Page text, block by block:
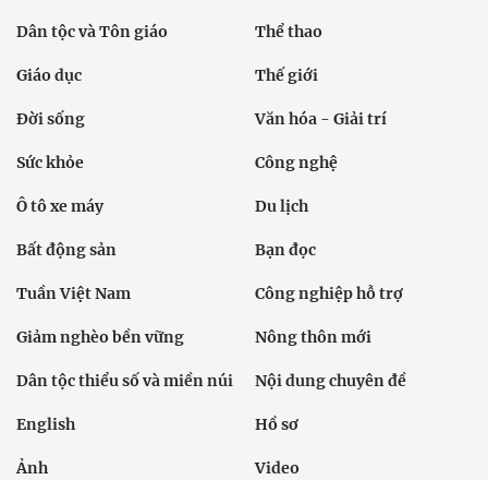
Dân tộc và Tôn giáo Thể thao
Giáo dục Thế giới
Đời sống Văn hóa - Giải trí
Sức khỏe Công nghệ
Ô tô xe máy Du lịch
Bất động sản Bạn đọc
Tuần Việt Nam Công nghiệp hỗ trợ
Giảm nghèo bền vững Nông thôn mới
Dân tộc thiểu số và miền núi Nội dung chuyên đề
English Hồ sơ
Ảnh Video